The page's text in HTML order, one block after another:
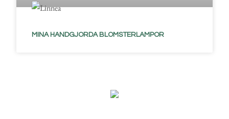
MINA HANDGJORDA BLOMSTERLAMPOR